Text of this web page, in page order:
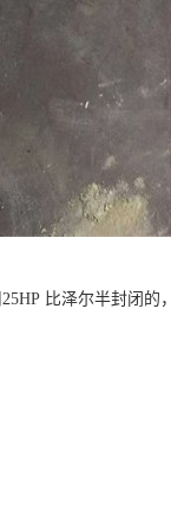
比泽尔半封闭的